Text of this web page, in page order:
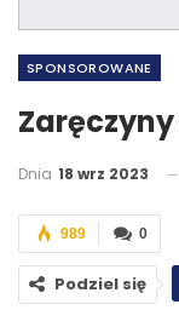
SPONSOROWANE
Dnia 18 wrz 2023
0
989
Podziel się